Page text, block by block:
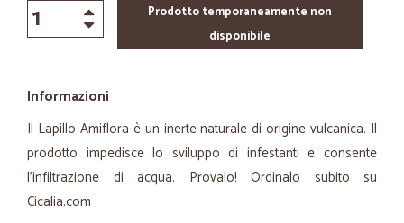
Prodotto temporaneamente non
disponibile
Informazioni
Il Lapillo Amiflora è un inerte naturale di origine vulcanica. Il
prodotto impedisce lo sviluppo di infestanti e consente
l’infiltrazione di acqua. Provalo! Ordinalo subito su
Cicalia.com